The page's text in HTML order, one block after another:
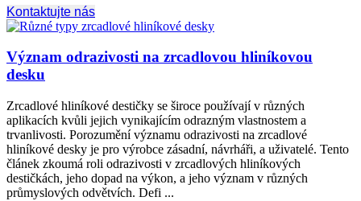
Kontaktujte nás
Význam odrazivosti na zrcadlovou hliníkovou
desku
Zrcadlové hliníkové destičky se široce používají v různých
aplikacích kvůli jejich vynikajícím odrazným vlastnostem a
trvanlivosti. Porozumění významu odrazivosti na zrcadlové
hliníkové desky je pro výrobce zásadní, návrháři, a uživatelé. Tento
článek zkoumá roli odrazivosti v zrcadlových hliníkových
destičkách, jeho dopad na výkon, a jeho význam v různých
průmyslových odvětvích. Defi ...